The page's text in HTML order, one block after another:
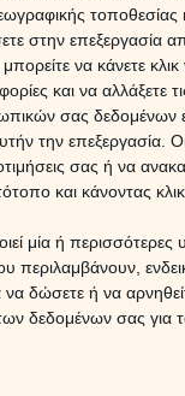
τοποθεσίας
στην επεξεργασία
να κάνετε κλικ
και να αλλάξετε
σας δεδομένων
την επεξεργασία.
σας ή να
και κάνοντας
μία ή περισσότερες
περιλαμβάνουν,
δώσετε ή να
δεδομένων σας
ευνοϊκή
αλλά και
αλλά και
Οι
για
16/8/
7
Οι
7